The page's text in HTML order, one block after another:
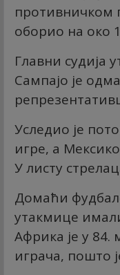
противничком
оборио на око
Главни судија
Сампајо је
Уследио је
игре, а
У листу
Домаћи
утакмице
Африка је у 84.
играча, пошто